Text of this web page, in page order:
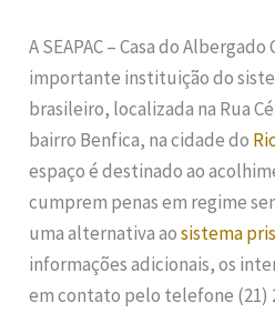
A SEAPAC – Casa do
importante instituição do
brasileiro, localizada na Rua
bairro Benfica, na cidade do
espaço é destinado ao
cumprem penas em regime
uma alternativa aosistema
informações adicionais, os
em contato pelo telefone (21)